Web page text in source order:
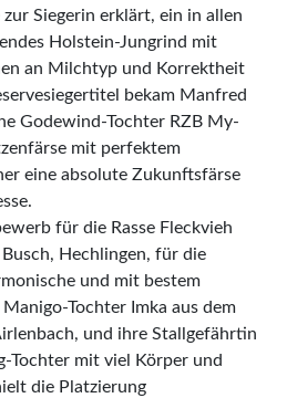
Siegerin erklärt, ein in allen
Holstein-Jungrind mit
an Milchtyp und Korrektheit
bekam Manfred
Godewind-Tochter RZB My-
mit perfektem
eine absolute Zukunftsfärse
für die Rasse Fleckvieh
Hechlingen, für die
und mit bestem
Tochter Imka aus dem
und ihre Stallgefährtin
Tochter mit viel Körper und
die Platzierung